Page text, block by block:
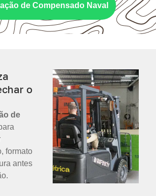
de Compensado Naval
o
de
formato
antes